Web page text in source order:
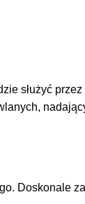
służyć
Doskonale